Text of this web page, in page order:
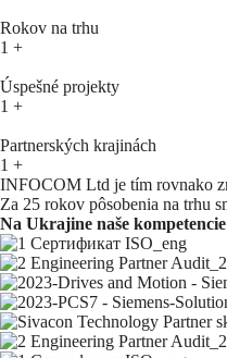
Rokov na trhu
1 +
Úspešné projekty
1 +
Partnerských krajinách
1 +
INFOCOM Ltd je tím rovnako
Za 25 rokov pôsobenia na trhu
Na Ukrajine naše